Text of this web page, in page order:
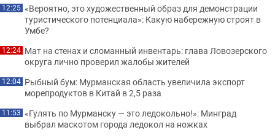
12:25 «Вероятно, это художественный образ для демонстрации
туристического потенциала»: Какую набережную строят в
Умбе?
12:24 Мат на стенах и сломанный инвентарь: глава Ловозерского
округа лично проверил жалобы жителей
12:04 Рыбный бум: Мурманская область увеличила экспорт
морепродуктов в Китай в 2,5 раза
11:53 «Гулять по Мурманску — это ледокольно!»: Минград
выбрал маскотом города ледокол на ножках